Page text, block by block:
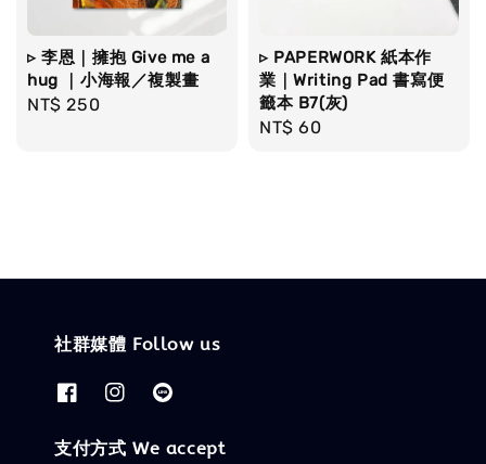
▹ 李恩｜擁抱 Give me a
hug ｜小海報／複製畫
Regular
NT$ 250
▹ PAPERWORK 紙本作
業｜Writing Pad 書寫便
籤本 B7(灰)
Regular
NT$ 60
社群媒體 Follow us
支付方式 We accept